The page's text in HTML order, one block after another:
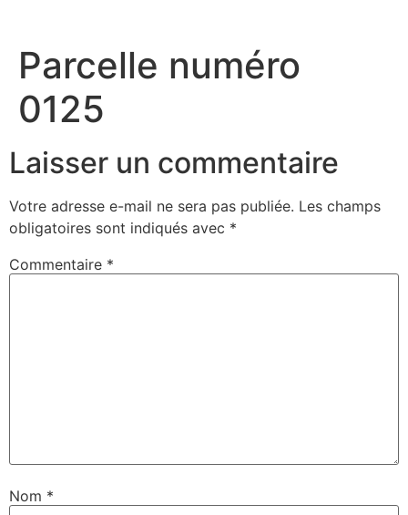
Parcelle numéro
0125
Laisser un commentaire
Votre adresse e-mail ne sera pas publiée. Les champs
obligatoires sont indiqués avec *
Commentaire *
Nom *